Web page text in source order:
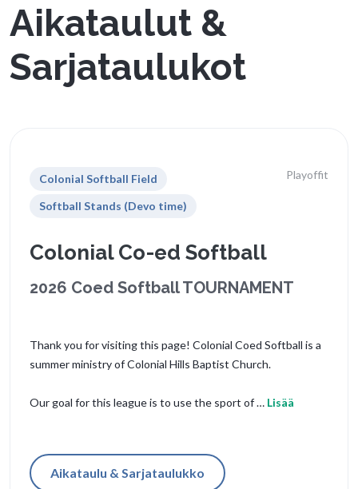
Aikataulut &
Sarjataulukot
Colonial Softball Field
Softball Stands (Devo time)
Playoffit
Colonial Co-ed Softball
2026 Coed Softball TOURNAMENT
Thank you for visiting this page! Colonial Coed Softball is a
summer ministry of Colonial Hills Baptist Church.
Our goal for this league is to use the sport of … Lisää
Aikataulu & Sarjataulukko